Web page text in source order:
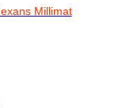
Millimat